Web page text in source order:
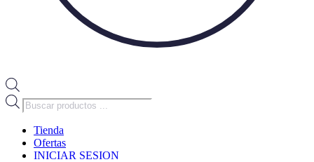
Búsqueda
de
productos
Tienda
Ofertas
INICIAR SESION